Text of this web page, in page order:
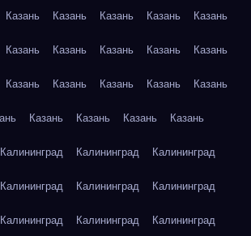
Казань Казань Казань Казань Казань
Казань Казань Казань Казань Казань
Казань Казань Казань Казань Казань
Казань Казань Казань Казань
Калининград Калининград Калининград
Калининград Калининград Калининград
Калининград Калининград Калининград